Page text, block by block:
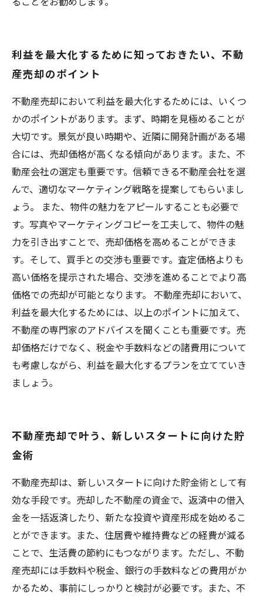
利益を最大化するために知っておきたい、不動
産売却のポイント
不動産売却において利益を最大化するためには、いくつ
かのポイントがあります。まず、時期を見極めることが
大切です。景気が良い時期や、近隣に開発計画がある場
合には、売却価格が高くなる傾向があります。また、不
動産会社の選定も重要です。信頼できる不動産会社を選
んで、適切なマーケティング戦略を提案してもらいまし
ょう。 また、物件の魅力をアピールすることも必要で
す。写真やマーケティングコピーを工夫して、物件の魅
力を引き出すことで、売却価格を高めることができま
す。そして、買手との交渉も重要です。査定価格よりも
高い価格を提示された場合、交渉を進めることでより高
価格での売却が可能となります。 不動産売却において、
利益を最大化するためには、以上のポイントに加えて、
不動産の専門家のアドバイスを聞くことも重要です。売
却価格だけでなく、税金や手数料などの諸費用について
も考慮しながら、利益を最大化するプランを立てていき
ましょう。
不動産売却で叶う、新しいスタートに向けた貯
金術
不動産売却は、新しいスタートに向けた貯金術として有
効な手段です。売却した不動産の資金で、返済中の借入
金を一括返済したり、新たな投資や資産形成を始めるこ
とができます。また、住居費や維持費などの経費が減る
ことで、生活費の節約にもつながります。ただし、不動
産売却には手数料や税金、銀行の手数料などの費用がか
かるため、事前にしっかりと検討が必要です。また、不